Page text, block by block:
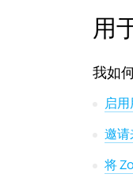
用
我如
启
邀
将